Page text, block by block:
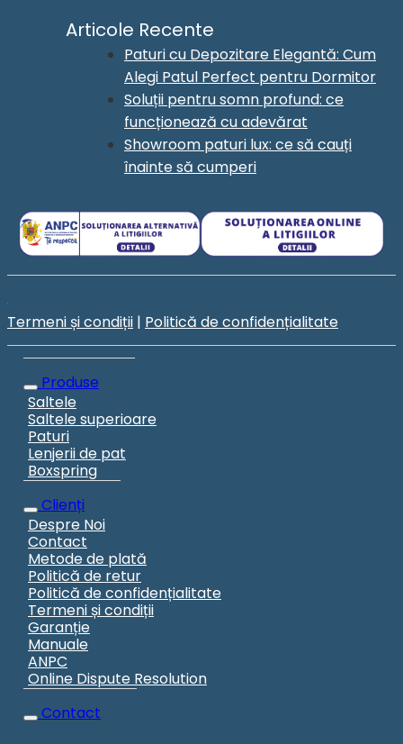
Articole Recente
Paturi cu Depozitare Elegantă: Cum
Alegi Patul Perfect pentru Dormitor
Soluții pentru somn profund: ce
funcționează cu adevărat
Showroom paturi lux: ce să cauți
înainte să cumperi
Termeni și condiții | Politică de confidențialitate
Produse
Saltele
Saltele superioare
Paturi
Lenjerii de pat
Boxspring
Clienți
Despre Noi
Contact
Metode de plată
Politică de retur
Politică de confidențialitate
Termeni și condiții
Garanție
Manuale
ANPC
Online Dispute Resolution
Contact